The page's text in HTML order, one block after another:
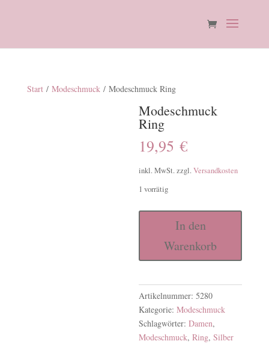
Start/ Modeschmuck/ Modeschmuck Ring
Modeschmuck
Ring
19,95€
inkl. MwSt. zzgl.Versandkosten
1 vorrätig
In den
Warenkorb
Artikelnummer:5280
Kategorie:Modeschmuck
Schlagwörter:Damen,
Modeschmuck,Ring,Silber